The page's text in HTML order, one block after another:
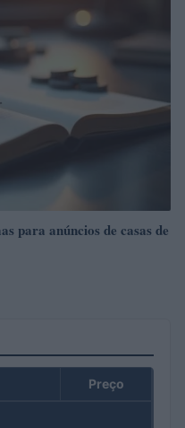
para anúncios de casas de
Preço